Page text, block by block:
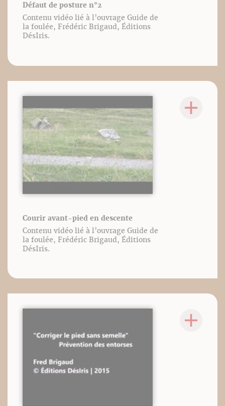
Défaut de posture n°2
Contenu vidéo lié à l’ouvrage Guide de
la foulée, Frédéric Brigaud, Éditions
DésIris.
Courir avant-pied en descente
Contenu vidéo lié à l’ouvrage Guide de
la foulée, Frédéric Brigaud, Éditions
DésIris.